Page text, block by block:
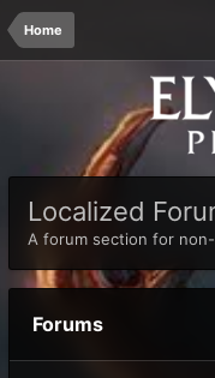
Home
Localized
A forum section for
Forums